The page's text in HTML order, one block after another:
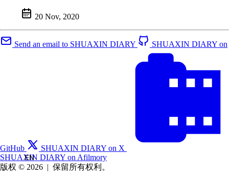
20 Nov, 2020
Send an email to SHUAXIN DIARY SHUAXIN DIARY on
GitHub
SHUAXIN DIARY on X
SHUAXIN DIARY on Afilmory
版权 © 2026 | 保留所有权利。
EN